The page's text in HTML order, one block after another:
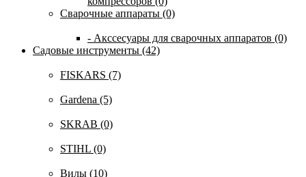
Сварочные аппараты (0)
- Акссесуары для сварочных аппаратов (0)
Садовые инструменты (42)
FISKARS (7)
Gardena (5)
SKRAB (0)
STIHL (0)
Вилы (10)